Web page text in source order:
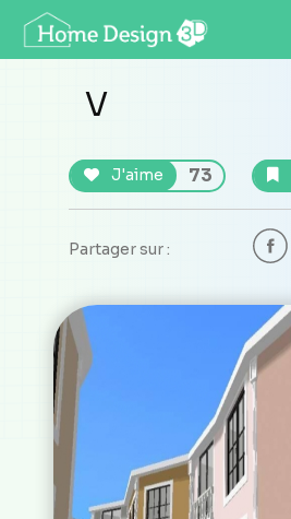
V
J'aime 73
Partager sur :